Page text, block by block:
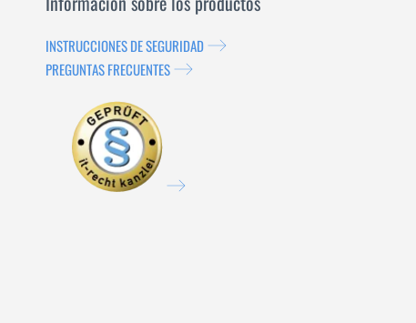
INSTRUCCIONES DE SEGURIDAD
PREGUNTAS FRECUENTES